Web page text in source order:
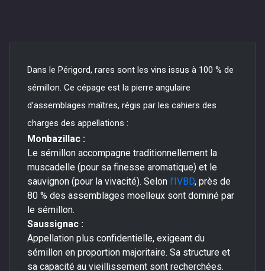
Dans le Périgord, rares sont les vins issus à 100 % de
sémillon. Ce cépage est la pierre angulaire
d’assemblages maîtres, régis par les cahiers des
charges des appellations :
Monbazillac :
Le sémillon accompagne traditionnellement la
muscadelle (pour sa finesse aromatique) et le
sauvignon (pour la vivacité). Selon l’IVBD, près de
80 % des assemblages moelleux sont dominé par
le sémillon.
Saussignac :
Appellation plus confidentielle, exigeant du
sémillon en proportion majoritaire. Sa structure et
sa capacité au vieillissement sont recherchées.